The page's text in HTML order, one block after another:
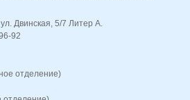
Двинская, 5/7 Литер А.
92
отделение)